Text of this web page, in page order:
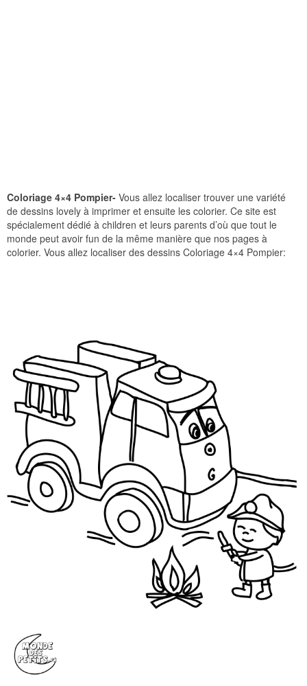
Coloriage 4×4 Pompier- Vous allez localiser trouver une variété
de dessins lovely à imprimer et ensuite les colorier. Ce site est
spécialement dédié à children et leurs parents d’où que tout le
monde peut avoir fun de la même manière que nos pages à
colorier. Vous allez localiser des dessins Coloriage 4×4 Pompier: